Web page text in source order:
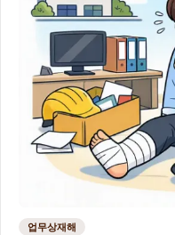
업무상재해